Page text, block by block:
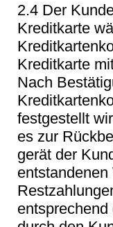
2.4 Der
Kreditkarte
Kreditkarte
Nach
festgestellt
es zur
gerät der